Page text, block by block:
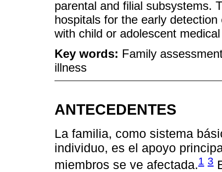
parental and filial subsystems.
hospitals for the early
with child or adolescent
Key words: Family
illness
ANTECEDENTES
La familia, como sistema
individuo, es el apoyo
miembros se ve afectada.1 3